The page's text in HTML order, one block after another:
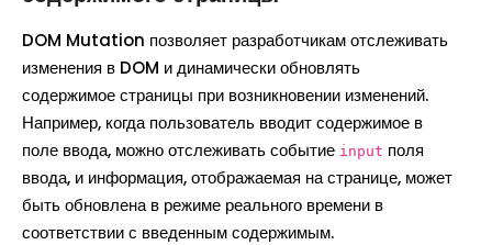
DOM Mutation позволяет разработчикам отслеживать
изменения в DOM и динамически обновлять
содержимое страницы при возникновении изменений.
Например, когда пользователь вводит содержимое в
поле ввода, можно отслеживать событие input поля
ввода, и информация, отображаемая на странице, может
быть обновлена в режиме реального времени в
соответствии с введенным содержимым.